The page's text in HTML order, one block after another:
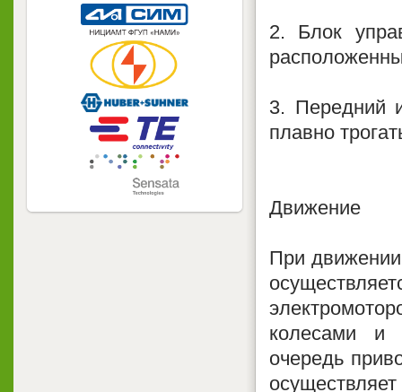
2. Блок
3. Передний
плавно
Движение
При
колесами и
очередь